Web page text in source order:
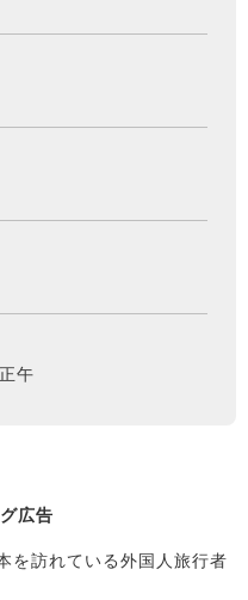
午
広告
を訪れている外国人旅行者